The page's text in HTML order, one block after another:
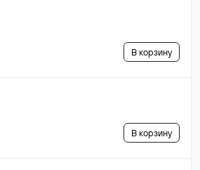
В корзину
В корзину